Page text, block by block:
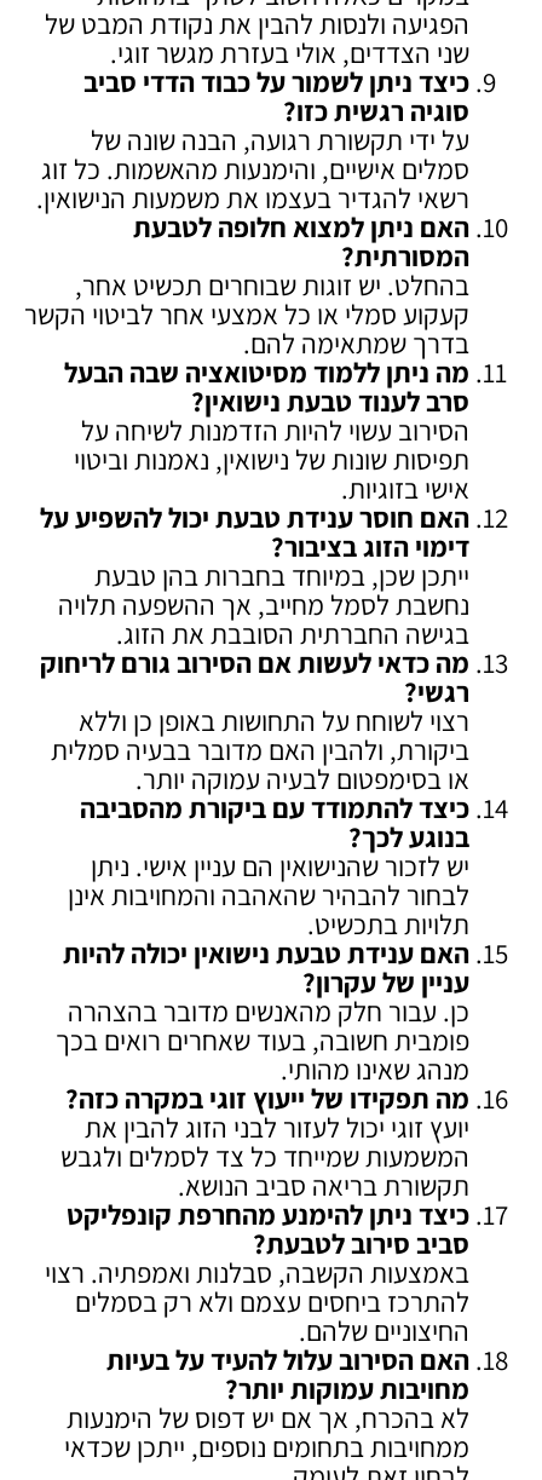
הפגיעה ולנסות להבין את נקודת המבט של
שני הצדדים, אולי בעזרת מגשר זוגי.
כיצד ניתן לשמור על כבוד הדדי סביב
סוגיה רגשית כזו?
על ידי תקשורת רגועה, הבנה שונה של
סמלים אישיים, והימנעות מהאשמות. כל זוג
רשאי להגדיר בעצמו את משמעות הנישואין.
האם ניתן למצוא חלופה לטבעת
המסורתית?
בהחלט. יש זוגות שבוחרים תכשיט אחר,
קעקוע סמלי או כל אמצעי אחר לביטוי הקשר
בדרך שמתאימה להם.
מה ניתן ללמוד מסיטואציה שבה הבעל
סרב לענוד טבעת נישואין?
הסירוב עשוי להיות הזדמנות לשיחה על
תפיסות שונות של נישואין, נאמנות וביטוי
אישי בזוגיות.
האם חוסר ענידת טבעת יכול להשפיע על
דימוי הזוג בציבור?
ייתכן שכן, במיוחד בחברות בהן טבעת
נחשבת לסמל מחייב, אך ההשפעה תלויה
בגישה החברתית הסובבת את הזוג.
מה כדאי לעשות אם הסירוב גורם לריחוק
רגשי?
רצוי לשוחח על התחושות באופן כן וללא
ביקורת, ולהבין האם מדובר בבעיה סמלית
או בסימפטום לבעיה עמוקה יותר.
כיצד להתמודד עם ביקורת מהסביבה
בנוגע לכך?
יש לזכור שהנישואין הם עניין אישי. ניתן
לבחור להבהיר שהאהבה והמחויבות אינן
תלויות בתכשיט.
האם ענידת טבעת נישואין יכולה להיות
עניין של עקרון?
כן. עבור חלק מהאנשים מדובר בהצהרה
פומבית חשובה, בעוד שאחרים רואים בכך
מנהג שאינו מהותי.
מה תפקידו של ייעוץ זוגי במקרה כזה?
יועץ זוגי יכול לעזור לבני הזוג להבין את
המשמעות שמייחד כל צד לסמלים ולגבש
תקשורת בריאה סביב הנושא.
כיצד ניתן להימנע מהחרפת קונפליקט
סביב סירוב לטבעת?
באמצעות הקשבה, סבלנות ואמפתיה. רצוי
להתרכז ביחסים עצמם ולא רק בסמלים
החיצוניים שלהם.
האם הסירוב עלול להעיד על בעיות
מחויבות עמוקות יותר?
לא בהכרח, אך אם יש דפוס של הימנעות
ממחויבות בתחומים נוספים, ייתכן שכדאי